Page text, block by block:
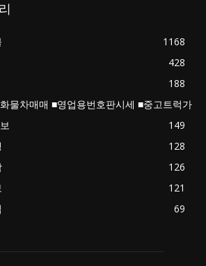
1168
428
188
물차매매 ■영업용번호판시세 ■중고트럭가
149
128
126
121
69